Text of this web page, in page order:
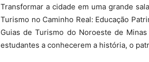
Transformar a cidade em uma grande
Turismo no Caminho Real: Educação
Guias de Turismo do Noroeste de
estudantes a conhecerem a história, o